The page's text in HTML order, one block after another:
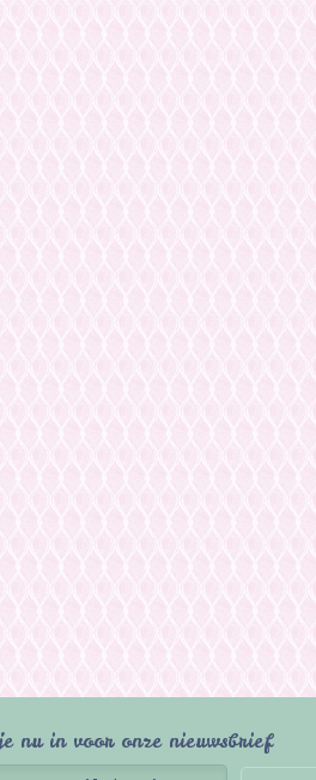
nu in voor onze nieuwsbrief